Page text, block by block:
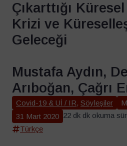
Çıkarttığı
Krizi ve
Geleceği
Mustafa Aydın,
Arıboğan, Çağrı
Covid-19 & Uİ / IR, Söyleşiler
31 Mart 2020 22 dk dk okuma
Türkçe